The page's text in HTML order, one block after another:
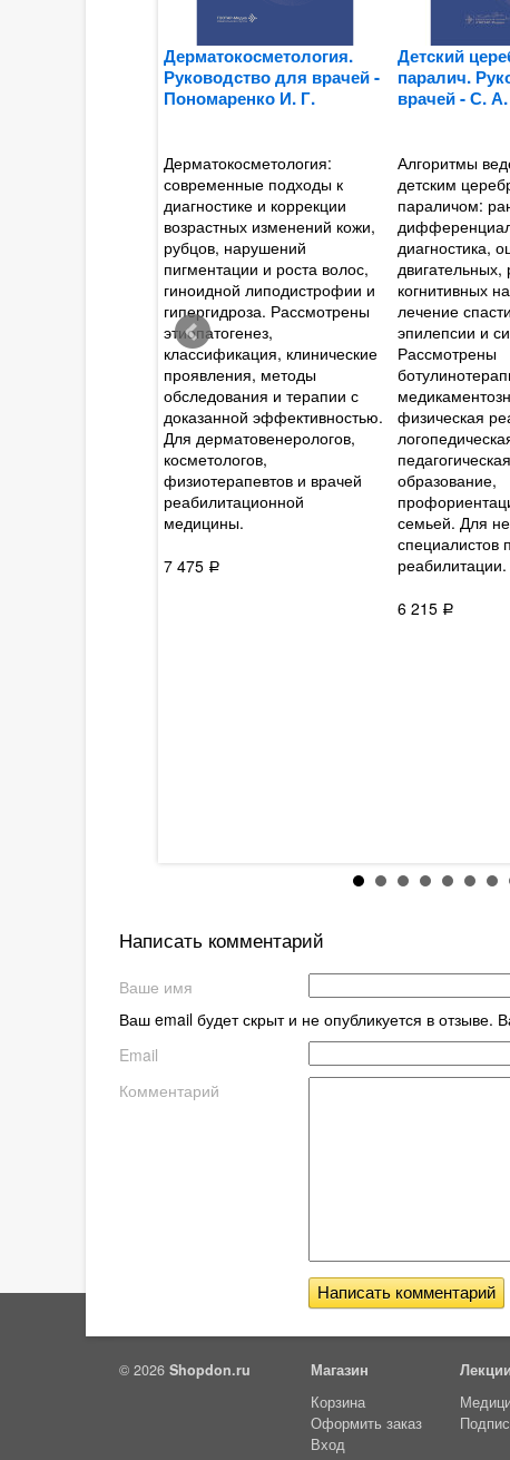
Дерматокосметология.
Руководство для врачей -
Пономаренко И. Г.
Дерматокосметология:
современные подходы к
диагностике и коррекции
возрастных изменений кожи,
рубцов, нарушений
пигментации и роста волос,
гиноидной липодистрофии и
гипергидроза. Рассмотрены
этиопатогенез,
классификация, клинические
проявления, методы
обследования и терапии с
доказанной эффективностью.
Для дерматовенерологов,
косметологов,
физиотерапевтов и врачей
реабилитационной
медицины.
7 475 Р
Детский
паралич.
врачей - С.
Алгоритмы
детским
параличом:
диагностика,
двигательных,
когнитивных
лечение
эпилепсии и
Рассмотрены
физическая
образование,
семьей. Для
специалистов
реабилитации.
6 215 Р
Написать комментарий
Ваше имя
Ваш email будет скрыт и не опубликуется в
Email
Комментарий
© 2026 Shopdon.ru
Магазин
Корзина
Оформить заказ
Вход